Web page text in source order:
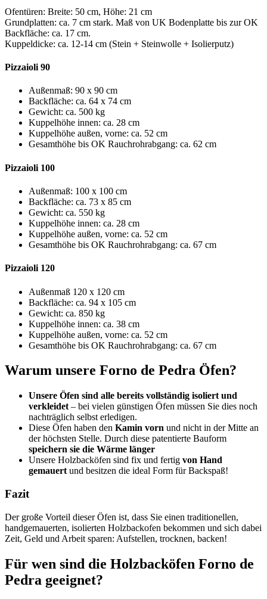
Ofentüren: Breite: 50 cm, Höhe: 21 cm
Grundplatten: ca. 7 cm stark. Maß von UK Bodenplatte bis zur OK
Backfläche: ca. 17 cm.
Kuppeldicke: ca. 12-14 cm (Stein + Steinwolle + Isolierputz)
Pizzaioli 90
Außenmaß: 90 x 90 cm
Backfläche: ca. 64 x 74 cm
Gewicht: ca. 500 kg
Kuppelhöhe innen: ca. 28 cm
Kuppelhöhe außen, vorne: ca. 52 cm
Gesamthöhe bis OK Rauchrohrabgang: ca. 62 cm
Pizzaioli 100
Außenmaß: 100 x 100 cm
Backfläche: ca. 73 x 85 cm
Gewicht: ca. 550 kg
Kuppelhöhe innen: ca. 28 cm
Kuppelhöhe außen, vorne: ca. 52 cm
Gesamthöhe bis OK Rauchrohrabgang: ca. 67 cm
Pizzaioli 120
Außenmaß 120 x 120 cm
Backfläche: ca. 94 x 105 cm
Gewicht: ca. 850 kg
Kuppelhöhe innen: ca. 38 cm
Kuppelhöhe außen, vorne: ca. 52 cm
Gesamthöhe bis OK Rauchrohrabgang: ca. 67 cm
Warum unsere Forno de Pedra Öfen?
Unsere Öfen sind alle bereits vollständig isoliert und
verkleidet – bei vielen günstigen Öfen müssen Sie dies noch
nachträglich selbst erledigen.
Diese Öfen haben den Kamin vorn und nicht in der Mitte an
der höchsten Stelle. Durch diese patentierte Bauform
speichern sie die Wärme länger
Unsere Holzbacköfen sind fix und fertig von Hand
gemauert und besitzen die ideal Form für Backspaß!
Fazit
Der große Vorteil dieser Öfen ist, dass Sie einen traditionellen,
handgemauerten, isolierten Holzbackofen bekommen und sich dabei
Zeit, Geld und Arbeit sparen: Aufstellen, trocknen, backen!
Für wen sind die Holzbacköfen Forno de
Pedra geeignet?